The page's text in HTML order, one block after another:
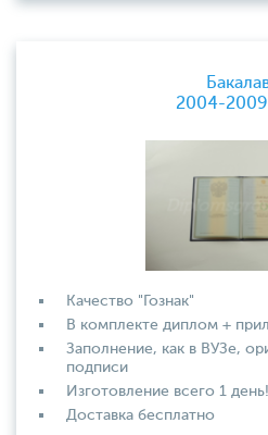
2004-
Качество "Гознак"
В комплекте диплом +
Заполнение, как в ВУЗе,
подписи
Изготовление всего 1 день!
Доставка бесплатно